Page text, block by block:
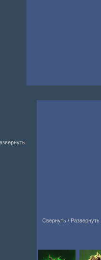
Свернуть / Развернуть